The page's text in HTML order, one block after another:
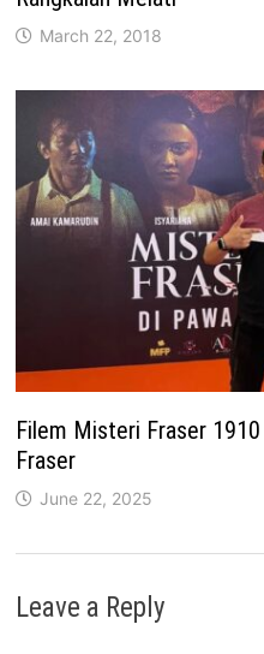
March 22, 2018
Filem Misteri Fraser
Fraser
June 22, 2025
Leave a Reply